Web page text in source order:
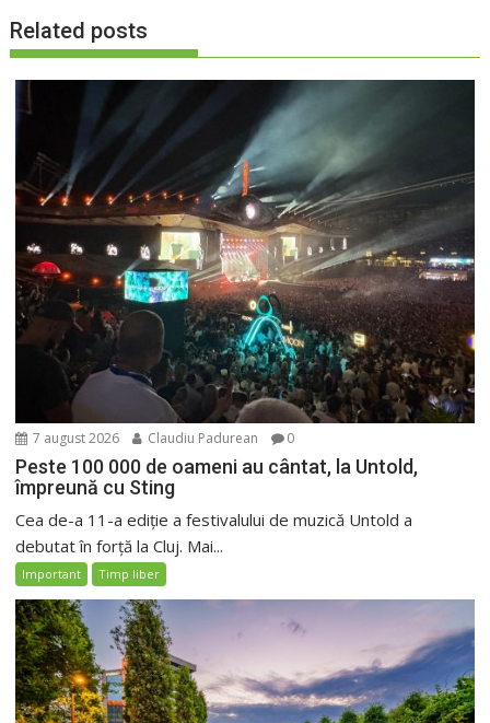
Related posts
7 august 2026 Claudiu Padurean 0
Peste 100 000 de oameni au cântat, la Untold,
împreună cu Sting
Cea de-a 11-a ediție a festivalului de muzică Untold a
debutat în forță la Cluj. Mai...
Important Timp liber